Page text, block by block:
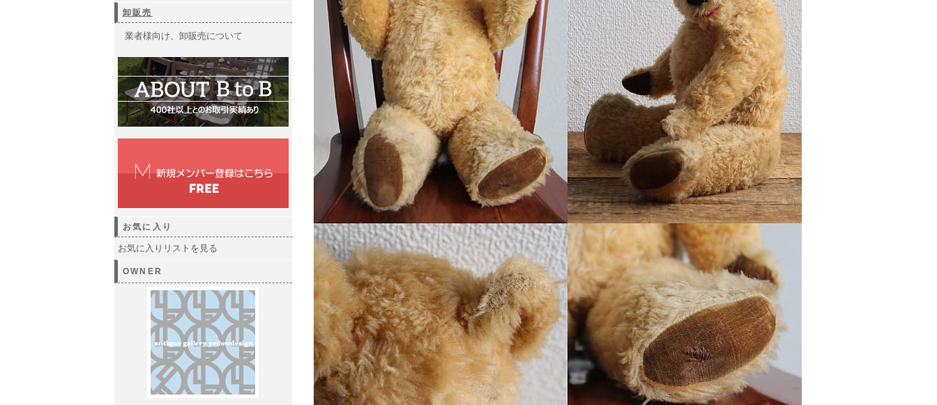
卸販売
業者様向け、卸販売について
お気に入り
お気に入りリストを見る
OWNER